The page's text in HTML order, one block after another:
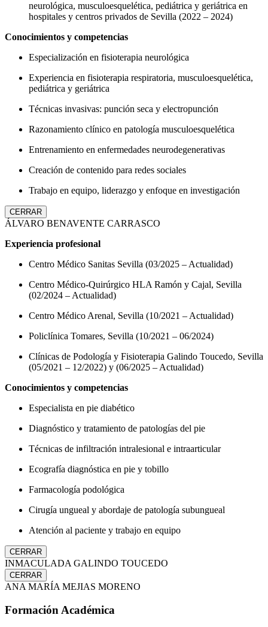
neurológica, musculoesquelética, pediátrica y geriátrica en
hospitales y centros privados de Sevilla (2022 – 2024)
Conocimientos y competencias
Especialización en fisioterapia neurológica
Experiencia en fisioterapia respiratoria, musculoesquelética,
pediátrica y geriátrica
Técnicas invasivas: punción seca y electropunción
Razonamiento clínico en patología musculoesquelética
Entrenamiento en enfermedades neurodegenerativas
Creación de contenido para redes sociales
Trabajo en equipo, liderazgo y enfoque en investigación
CERRAR
ÁLVARO BENAVENTE CARRASCO
Experiencia profesional
Centro Médico Sanitas Sevilla (03/2025 – Actualidad)
Centro Médico-Quirúrgico HLA Ramón y Cajal, Sevilla
(02/2024 – Actualidad)
Centro Médico Arenal, Sevilla (10/2021 – Actualidad)
Policlínica Tomares, Sevilla (10/2021 – 06/2024)
Clínicas de Podología y Fisioterapia Galindo Toucedo, Sevilla
(05/2021 – 12/2022) y (06/2025 – Actualidad)
Conocimientos y competencias
Especialista en pie diabético
Diagnóstico y tratamiento de patologías del pie
Técnicas de infiltración intralesional e intraarticular
Ecografía diagnóstica en pie y tobillo
Farmacología podológica
Cirugía ungueal y abordaje de patología subungueal
Atención al paciente y trabajo en equipo
CERRAR
INMACULADA GALINDO TOUCEDO
CERRAR
ANA MARÍA MEJIAS MORENO
Formación Académica